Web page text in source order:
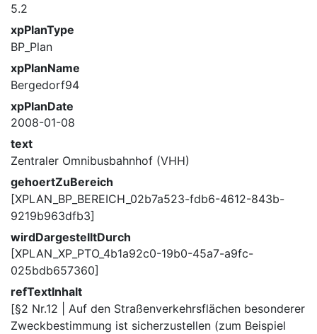
5.2
xpPlanType
BP_Plan
xpPlanName
Bergedorf94
xpPlanDate
2008-01-08
text
Zentraler Omnibusbahnhof (VHH)
gehoertZuBereich
[XPLAN_BP_BEREICH_02b7a523-fdb6-4612-843b-
9219b963dfb3]
wirdDargestelltDurch
[XPLAN_XP_PTO_4b1a92c0-19b0-45a7-a9fc-
025bdb657360]
refTextInhalt
[§2 Nr.12 | Auf den Straßenverkehrsflächen besonderer
Zweckbestimmung ist sicherzustellen (zum Beispiel